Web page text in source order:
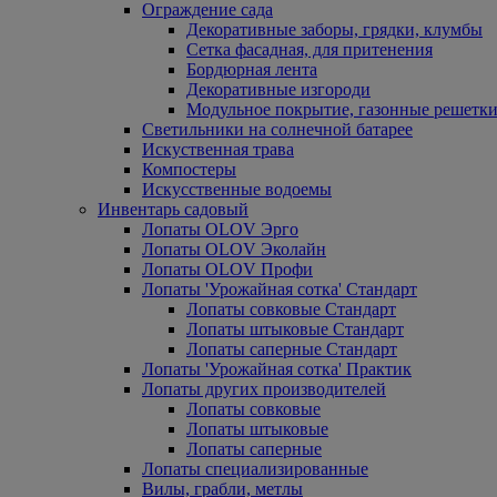
Ограждение сада
Декоративные заборы, грядки, клумбы
Сетка фасадная, для притенения
Бордюрная лента
Декоративные изгороди
Модульное покрытие, газонные
Светильники на солнечной батарее
Искуственная трава
Компостеры
Искусственные водоемы
Инвентарь садовый
Лопаты OLOV Эрго
Лопаты OLOV Эколайн
Лопаты OLOV Профи
Лопаты 'Урожайная сотка' Стандарт
Лопаты совковые Стандарт
Лопаты штыковые Стандарт
Лопаты саперные Стандарт
Лопаты 'Урожайная сотка' Практик
Лопаты других производителей
Лопаты совковые
Лопаты штыковые
Лопаты саперные
Лопаты специализированные
Вилы, грабли, метлы